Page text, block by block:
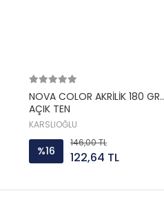
NOVA COLOR AKRİLİK 180 GR
AÇIK TEN
KARSLIOĞLU
%16
146,00 TL
122,64 TL